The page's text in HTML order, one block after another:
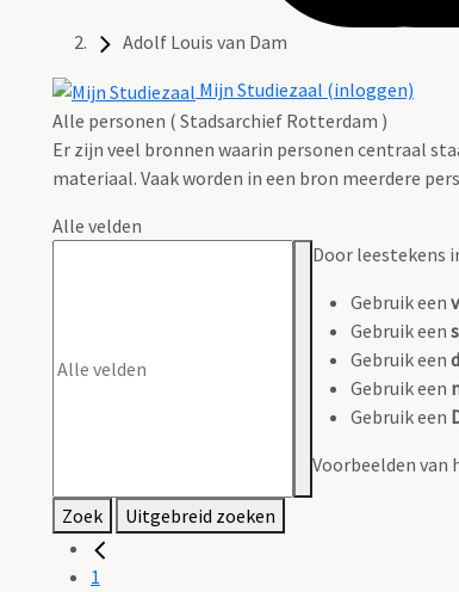
Adolf Louis van Dam
Mijn Studiezaal (inloggen)
Alle personen ( Stadsarchief Rotterdam )
Er zijn veel bronnen waarin personen centraal
materiaal. Vaak worden in een bron meerdere
Alle velden
Door leestekens
Gebruik een
Gebruik een
Gebruik een
Gebruik een
Gebruik een
Voorbeelden van
Zoek Uitgebreid zoeken
1